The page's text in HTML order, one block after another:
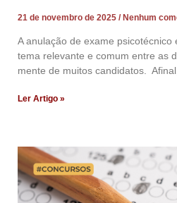
21 de novembro de 2025 Nenhum
A anulação de exame psicotécnico
tema relevante e comum entre as
mente de muitos candidatos. Afinal,
Ler Artigo »